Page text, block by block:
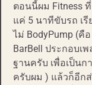
ตอนนี้ผม Fitness
แค่ 5 นาทีขับรถ เรี
ไม่ BodyPump (คื
BarBell ประกอบเ
ฐานครับ เพื่อเป็นก
ครับผม ) แล้วก็อีก